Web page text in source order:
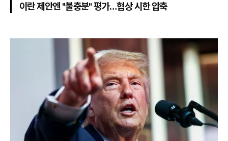
이란 제안엔 "불충분" 평가…협상 시한 압축